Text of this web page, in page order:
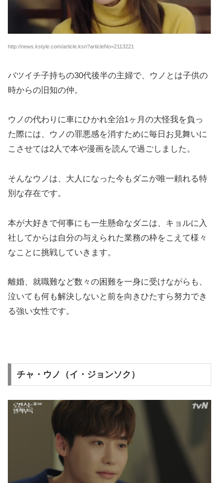
http://news.kstyle.com/article.ksn?articleNo=2113221
バツイチ子持ちの30代後半の主婦で、ウノとは子供の
時からの旧知の仲。
ウノの代わりに車にひかれ全治1ヶ月の大怪我を負っ
た際には、ウノの罪悪感を消すために毎日お見舞いに
こさせては2人で本や漫画を読んで過ごしました。
そんなウノは、大人になった今もダニが唯一頼れる特
別な存在です。
本が大好きで何事にも一生懸命なダニは、キョルに入
社してからは自分の与えられた業務の枠をこえて様々
なことに挑戦していきます。
離婚、就職難など数々の困難を一身に受けながらも、
泣いても何も解決しないと前を向きひたすら努力でき
る強い女性です。
チャ・ウノ（イ・ジョンソク）